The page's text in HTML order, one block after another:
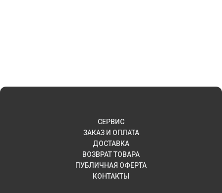
СЕРВИС
ЗАКАЗ И ОПЛАТА
ДОСТАВКА
ВОЗВРАТ ТОВАРА
ПУБЛИЧНАЯ ОФЕРТА
КОНТАКТЫ